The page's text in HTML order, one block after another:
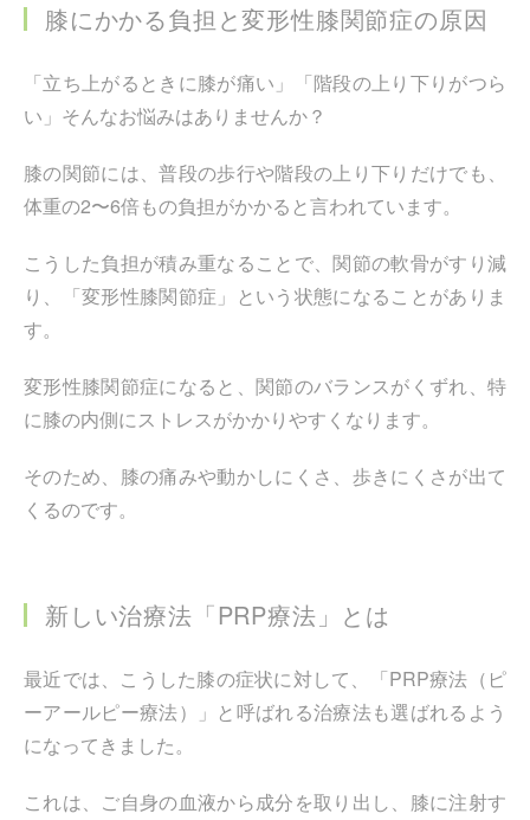
膝にかかる負担と変形性膝関節症の原因
「立ち上がるときに膝が痛い」「階段の上り下りがつら
い」そんなお悩みはありませんか？
膝の関節には、普段の歩行や階段の上り下りだけでも、
体重の2〜6倍もの負担がかかると言われています。
こうした負担が積み重なることで、関節の軟骨がすり減
り、「変形性膝関節症」という状態になることがありま
す。
変形性膝関節症になると、関節のバランスがくずれ、特
に膝の内側にストレスがかかりやすくなります。
そのため、膝の痛みや動かしにくさ、歩きにくさが出て
くるのです。
新しい治療法「PRP療法」とは
最近では、こうした膝の症状に対して、「PRP療法（ピ
ーアールピー療法）」と呼ばれる治療法も選ばれるよう
になってきました。
これは、ご自身の血液から成分を取り出し、膝に注射す